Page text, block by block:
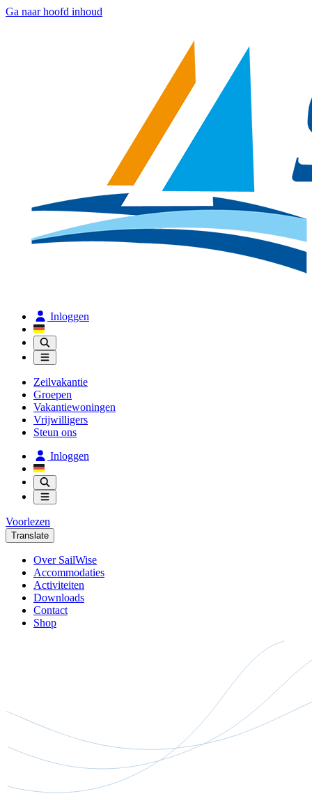
Ga naar hoofd inhoud
Inloggen
Zeilvakantie
Groepen
Vakantiewoningen
Vrijwilligers
Steun ons
Inloggen
Voorlezen
Translate
Over SailWise
Accommodaties
Activiteiten
Downloads
Contact
Shop